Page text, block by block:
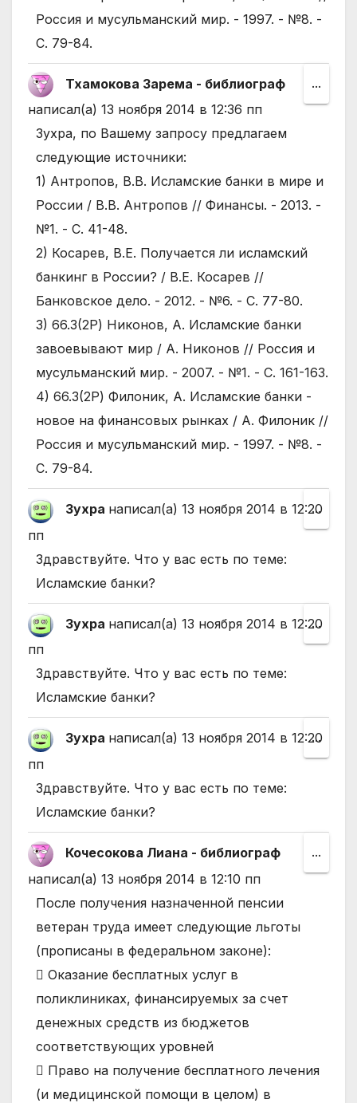
Россия и мусульманский мир. - 1997. - №8. -
С. 79-84.
Тхамокова Зарема - библиограф
написал(а) 13 ноября 2014 в 12:36 пп
Зухра, по Вашему запросу предлагаем
следующие источники:
1) Антропов, В.В. Исламские банки в мире и
России / В.В. Антропов // Финансы. - 2013. -
№1. - С. 41-48.
2) Косарев, В.Е. Получается ли исламский
банкинг в России? / В.Е. Косарев //
Банковское дело. - 2012. - №6. - С. 77-80.
3) 66.3(2Р) Никонов, А. Исламские банки
завоевывают мир / А. Никонов // Россия и
мусульманский мир. - 2007. - №1. - С. 161-163.
4) 66.3(2Р) Филоник, А. Исламские банки -
новое на финансовых рынках / А. Филоник //
Россия и мусульманский мир. - 1997. - №8. -
С. 79-84.
...
этот
Зухра написал(а) 13 ноября 2014 в 12:20
пп
Здравствуйте. Что у вас есть по теме:
Исламские банки?
...
этот
Зухра написал(а) 13 ноября 2014 в 12:20
пп
Здравствуйте. Что у вас есть по теме:
Исламские банки?
...
этот
Зухра написал(а) 13 ноября 2014 в 12:20
пп
Здравствуйте. Что у вас есть по теме:
Исламские банки?
...
этот
Кочесокова Лиана - библиограф
написал(а) 13 ноября 2014 в 12:10 пп
После получения назначенной пенсии
ветеран труда имеет следующие льготы
(прописаны в федеральном законе):
 Оказание бесплатных услуг в
поликлиниках, финансируемых за счет
денежных средств из бюджетов
соответствующих уровней
 Право на получение бесплатного лечения
(и медицинской помощи в целом) в
...
этот